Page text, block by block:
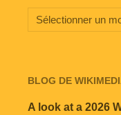
BLOG DE
A look at a 2026